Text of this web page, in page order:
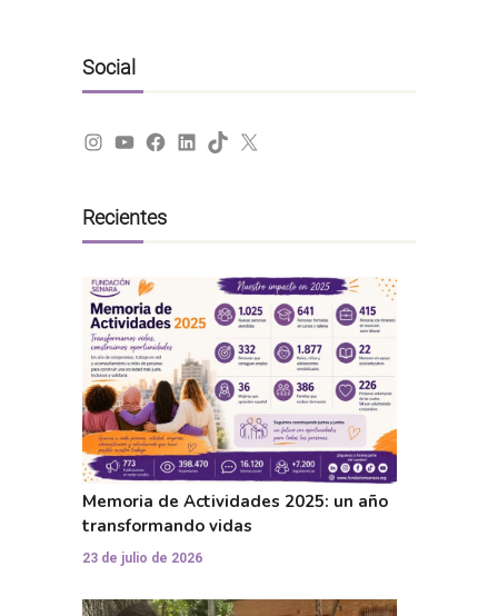
Social
Instagram
YouTube
Facebook
LinkedIn
TikTok
X
Recientes
Memoria de Actividades 2025: un año
transformando vidas
23 de julio de 2026